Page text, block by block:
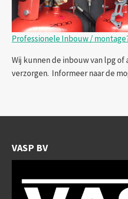
Professionele Inbouw /
Wij kunnen de inbouw van lpg of
verzorgen. Informeer naar de
VASP BV